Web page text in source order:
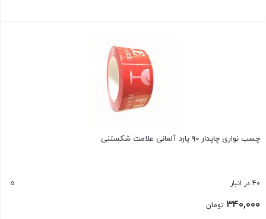
چسب نواری چاپدار ۹۰ یارد آلمانی علامت شکستنی
40 در انبار 5
۳۴۰,۰۰۰ تومان